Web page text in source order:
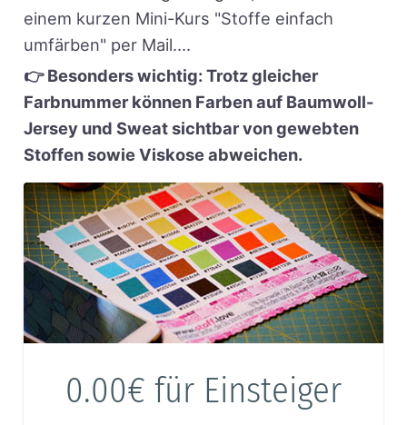
einem kurzen Mini-Kurs "Stoffe einfach
umfärben" per Mail....
👉 Besonders wichtig: Trotz gleicher
Farbnummer können Farben auf Baumwoll-
Jersey und Sweat sichtbar von gewebten
Stoffen sowie Viskose abweichen.
0.00€ für Einsteiger